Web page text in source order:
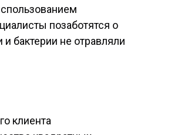
позаботятся о
бактерии не отравляли
клиента